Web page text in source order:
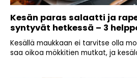
Kesän paras salaatti ja
syntyvät hetkessä – 3
Kesällä maukkaan ei tarvitse olla
saa oikoa mökkitien mutkat, ja